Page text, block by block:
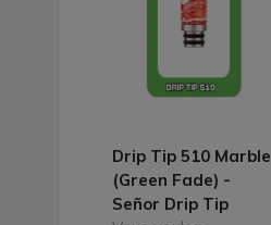
Drip Tip 510 Marble
(Green Fade) -
Señor Drip Tip